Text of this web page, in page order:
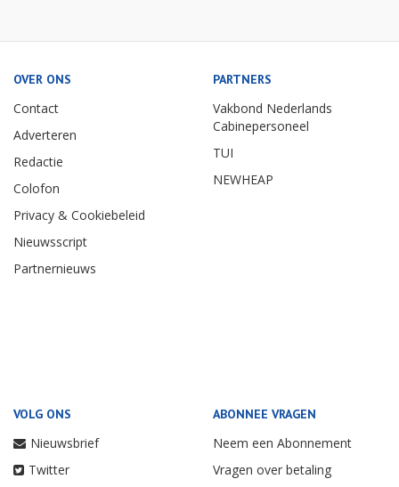
OVER ONS
Contact
Adverteren
Redactie
Colofon
Privacy & Cookiebeleid
Nieuwsscript
Partnernieuws
PARTNERS
Vakbond Nederlands
Cabinepersoneel
TUI
NEWHEAP
VOLG ONS
Nieuwsbrief
Twitter
ABONNEE VRAGEN
Neem een Abonnement
Vragen over betaling